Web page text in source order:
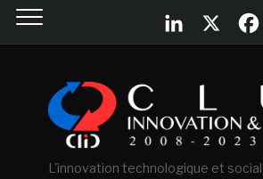
L'innovation technologique et